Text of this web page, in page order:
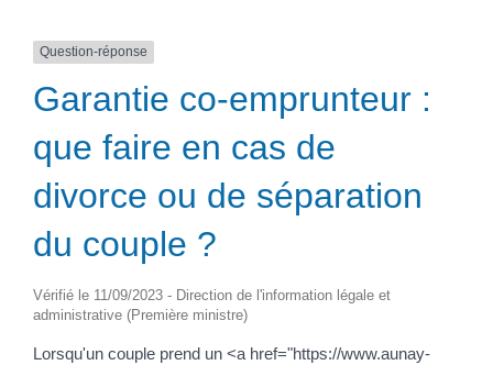
Question-réponse
Garantie co-emprunteur :
que faire en cas de
divorce ou de séparation
du couple ?
Vérifié le 11/09/2023 - Direction de l'information légale et
administrative (Première ministre)
Lorsqu'un couple prend un <a href="https://www.aunay-